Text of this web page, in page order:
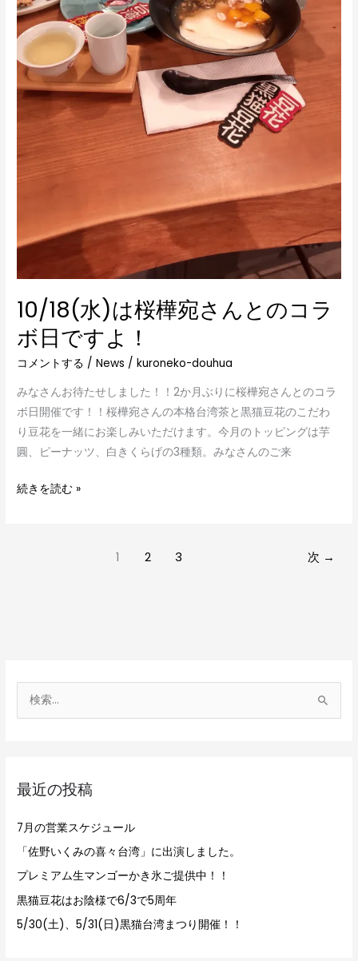
10/18(水)は桜樺宛さんとのコラ
ボ日ですよ！
コメントする /News /kuroneko-douhua
みなさんお待たせしました！！2か月ぶりに桜樺宛さんとのコラ
ボ日開催です！！桜樺宛さんの本格台湾茶と黒猫豆花のこだわ
り豆花を一緒にお楽しみいただけます。今月のトッピングは芋
圓、ピーナッツ、白きくらげの3種類。みなさんのご来
よ！
続きを読む »
1 2 3 次 →
:最近の投稿
7月の営業スケジュール
「佐野いくみの喜々台湾」に出演しました。
プレミアム生マンゴーかき氷ご提供中！！
黒猫豆花はお陰様で6/3で5周年
5/30(土)、5/31(日)黒猫台湾まつり開催！！